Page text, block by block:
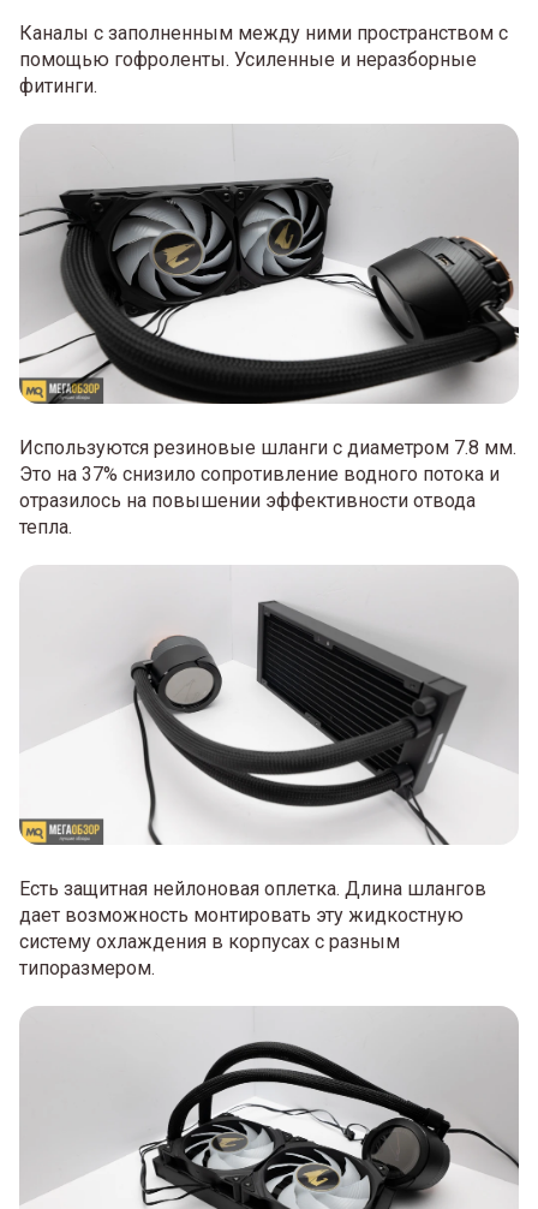
Каналы с заполненным между ними пространством с
помощью гофроленты. Усиленные и неразборные
фитинги.
Используются резиновые шланги с диаметром 7.8 мм.
Это на 37% снизило сопротивление водного потока и
отразилось на повышении эффективности отвода
тепла.
Есть защитная нейлоновая оплетка. Длина шлангов
дает возможность монтировать эту жидкостную
систему охлаждения в корпусах с разным
типоразмером.